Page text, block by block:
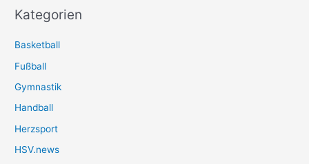
Kategorien
Basketball
Fußball
Gymnastik
Handball
Herzsport
HSV.news